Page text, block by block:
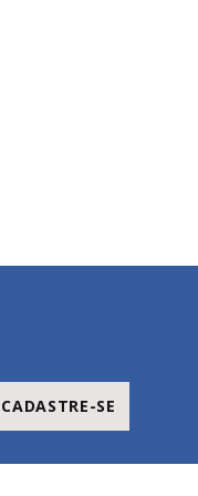
CADASTRE-SE